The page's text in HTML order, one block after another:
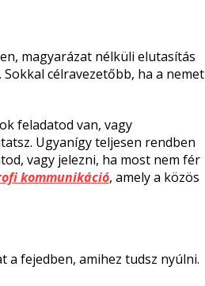
magyarázat nélküli elutasítás
célravezetőbb, ha a nemet
feladatod van, vagy
Ugyanígy teljesen rendben
vagy jelezni, ha most nem fér
kommunikáció, amely a közös
fejedben, amihez tudsz nyúlni.